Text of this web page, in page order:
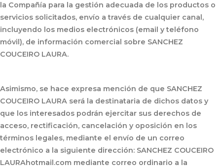
la Compañía para la gestión adecuada de los productos o
servicios solicitados, envío a través de cualquier canal,
incluyendo los medios electrónicos (email y teléfono
móvil), de información comercial sobre SANCHEZ
COUCEIRO LAURA.
Asimismo, se hace expresa mención de que SANCHEZ
COUCEIRO LAURA será la destinataria de dichos datos y
que los interesados podrán ejercitar sus derechos de
acceso, rectificación, cancelación y oposición en los
términos legales, mediante el envío de un correo
electrónico a la siguiente dirección: SANCHEZ COUCEIRO
LAURAhotmail.com mediante correo ordinario a la